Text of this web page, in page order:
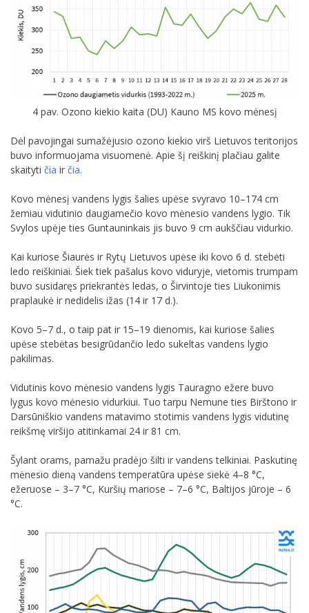
4 pav. Ozono kiekio kaita (DU) Kauno MS kovo mėnesį
Dėl pavojingai sumažėjusio ozono kiekio virš Lietuvos teritorijos
buvo informuojama visuomenė. Apie šį reiškinį plačiau galite
skaityti čia ir čia.
Kovo mėnesį vandens lygis šalies upėse svyravo 10–174 cm
žemiau vidutinio daugiamečio kovo mėnesio vandens lygio. Tik
Svylos upėje ties Guntauninkais jis buvo 9 cm aukščiau vidurkio.
Kai kuriose Šiaurės ir Rytų Lietuvos upėse iki kovo 6 d. stebėti
ledo reiškiniai. Šiek tiek pašalus kovo viduryje, vietomis trumpam
buvo susidaręs priekrantės ledas, o Širvintoje ties Liukonimis
praplaukė ir nedidelis ižas (14 ir 17 d.).
Kovo 5–7 d., o taip pat ir 15–19 dienomis, kai kuriose šalies
upėse stebėtas besigrūdančio ledo sukeltas vandens lygio
pakilimas.
Vidutinis kovo mėnesio vandens lygis Tauragno ežere buvo
lygus kovo mėnesio vidurkiui. Tuo tarpu Nemune ties Birštono ir
Darsūniškio vandens matavimo stotimis vandens lygis vidutinę
reikšmę viršijo atitinkamai 24 ir 81 cm.
Šylant orams, pamažu pradėjo šilti ir vandens telkiniai. Paskutinę
mėnesio dieną vandens temperatūra upėse siekė 4–8 °C,
ežeruose – 3–7 °C, Kuršių mariose – 7–6 °C, Baltijos jūroje – 6
°C.